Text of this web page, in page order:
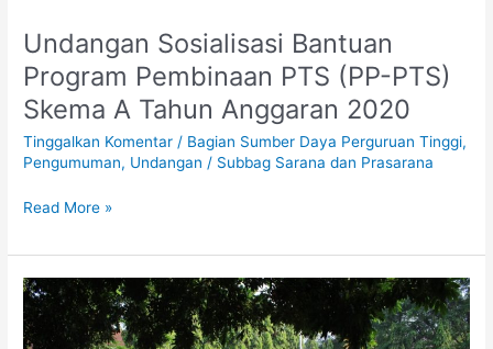
Undangan Sosialisasi Bantuan
Program Pembinaan PTS (PP-PTS)
Skema A Tahun Anggaran 2020
Tinggalkan Komentar / Bagian Sumber Daya Perguruan Tinggi,
Pengumuman, Undangan / Subbag Sarana dan Prasarana
Undangan
Sosialisasi
Bantuan
Program
Pembinaan
PTS
PTS)
A
Tahun
Anggaran
2020
Read More »
Anggota
KORPRI
Tidak